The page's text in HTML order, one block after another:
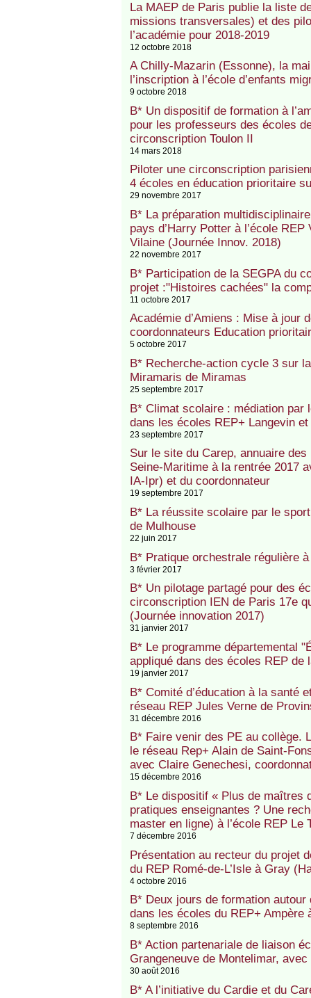
La MAEP de Paris publie la liste
missions transversales) et des
l’académie pour 2018-2019
12 octobre 2018
A Chilly-Mazarin (Essonne), la
l’inscription à l’école d’enfants
9 octobre 2018
B* Un dispositif de formation à
pour les professeurs des écoles
circonscription Toulon II
14 mars 2018
Piloter une circonscription
4 écoles en éducation prioritaire
29 novembre 2017
B* La préparation
pays d’Harry Potter à l’école
Vilaine (Journée Innov. 2018)
22 novembre 2017
B* Participation de la SEGPA du
projet :"Histoires cachées" la
11 octobre 2017
Académie d’Amiens : Mise à jour
coordonnateurs Education
5 octobre 2017
B* Recherche-action cycle 3 sur
Miramaris de Miramas
25 septembre 2017
B* Climat scolaire : médiation par
dans les écoles REP+ Langevin et
23 septembre 2017
Sur le site du Carep, annuaire
Seine-Maritime à la rentrée 2017
IA-Ipr) et du coordonnateur
19 septembre 2017
B* La réussite scolaire par le
de Mulhouse
22 juin 2017
B* Pratique orchestrale régulière
3 février 2017
B* Un pilotage partagé pour des
circonscription IEN de Paris 17e
(Journée innovation 2017)
31 janvier 2017
B* Le programme départemental
appliqué dans des écoles REP de
19 janvier 2017
B* Comité d’éducation à la santé
réseau REP Jules Verne de
31 décembre 2016
B* Faire venir des PE au collège.
le réseau Rep+ Alain de Saint-
avec Claire Genechesi,
15 décembre 2016
B* Le dispositif « Plus de maîtres
pratiques enseignantes ? Une
master en ligne) à l’école REP Le
7 décembre 2016
Présentation au recteur du projet
du REP Romé-de-L’Isle à Gray
4 octobre 2016
B* Deux jours de formation
dans les écoles du REP+ Ampère
8 septembre 2016
B* Action partenariale de liaison
Grangeneuve de Montelimar,
30 août 2016
B* A l’initiative du Cardie et du